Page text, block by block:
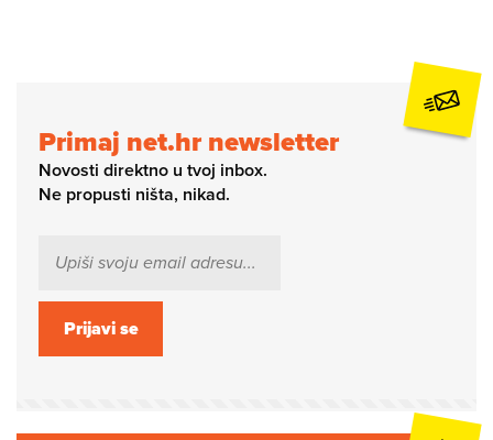
Primaj net.hr newsletter
Novosti direktno u tvoj inbox.
Ne propusti ništa, nikad.
Prijavi se